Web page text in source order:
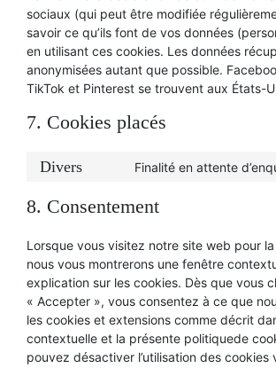
sociaux (qui peut être modifiée
savoir ce qu’ils font de vos données
en utilisant ces cookies. Les données
anonymisées autant que possible.
TikTok et Pinterest se trouvent aux États-
7. Cookies placés
Divers Finalité en attente
8. Consentement
Lorsque vous visitez notre site web pour
nous vous montrerons une fenêtre
explication sur les cookies. Dès que vous
« Accepter », vous consentez à ce que
les cookies et extensions comme décrit
contextuelle et la présente politiquede
pouvez désactiver l’utilisation des cookies